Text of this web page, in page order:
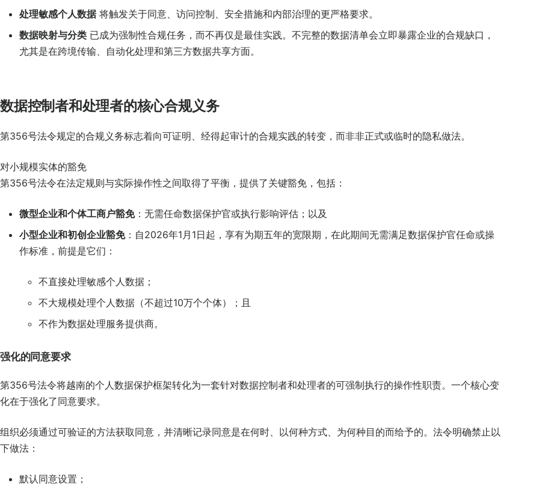
处理敏感个人数据将触发关于同意、访问控制、安全措施和内部治理的更严格要求。
数据映射与分类 已成为强制性合规任务，而不再仅是最佳实践。不完整的数据清单会立即暴露企业的合规缺口，
尤其是在跨境传输、自动化处理和第三方数据共享方面。
数据控制者和处理者的核心合规义务
第356号法令规定的合规义务标志着向可证明、经得起审计的合规实践的转变，而非非正式或临时的隐私做法。
对小规模实体的豁免
第356号法令在法定规则与实际操作性之间取得了平衡，提供了关键豁免，包括：
微型企业和个体工商户豁免：无需任命数据保护官或执行影响评估；以及
小型企业和初创企业豁免：自2026年1月1日起，享有为期五年的宽限期，在此期间无需满足数据保护官任命或操
作标准，前提是它们：
不直接处理敏感个人数据；
不大规模处理个人数据（不超过10万个个体）；且
不作为数据处理服务提供商。
强化的同意要求
第356号法令将越南的个人数据保护框架转化为一套针对数据控制者和处理者的可强制执行的操作性职责。一个核心变
化在于强化了同意要求。
组织必须通过可验证的方法获取同意，并清晰记录同意是在何时、以何种方式、为何种目的而给予的。法令明确禁止以
下做法：
默认同意设置；